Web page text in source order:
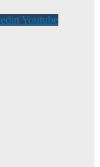
Youtube